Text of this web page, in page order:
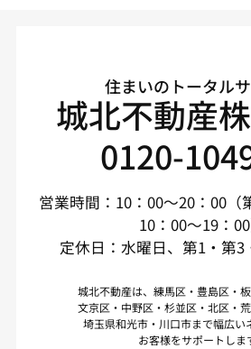
住まいのトータル
城北不動産
0120-
営業時間：10：00～20：00（
10：00～19：00
定休日：水曜日、第1・第
城北不動産は、練馬区・豊島区・
文京区・中野区・杉並区・北区・
埼玉県和光市・川口市まで幅広い
お客様をサポートしま